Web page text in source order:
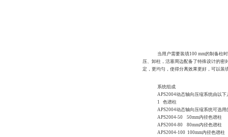
当用户需要装填100 mm的制备柱
压、卸柱，活塞周边配备了特殊设计的密
定，更均匀，使得分离效果更好，可以装
系统组成
APS2004动态轴向压缩系统由以下
1
色谱柱
APS2004动态轴向压缩系统可选
APS2004-50
50mm内径色谱柱
APS2004-80
80mm内径色谱柱
APS2004-100 100mm内径色谱柱